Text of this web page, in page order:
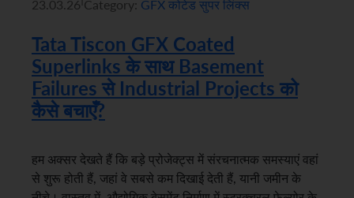
23.03.26 Category: GFX कोटेड सुपर लिंक्स
Tata Tiscon GFX Coated
Superlinks के साथ Basement
Failures से Industrial Projects को
कैसे बचाएँ?
हम अक्सर देखते हैं कि बड़े प्रोजेक्ट्स में संरचनात्मक समस्याएं वहां
से शुरू होती हैं, जहां वे सबसे कम दिखाई देती हैं, यानी जमीन के